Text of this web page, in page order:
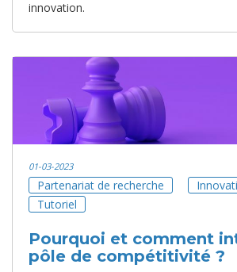
innovation.
01-03-2023
Partenariat de recherche
Tutoriel
Pourquoi et comment
pôle de compétitivité ?